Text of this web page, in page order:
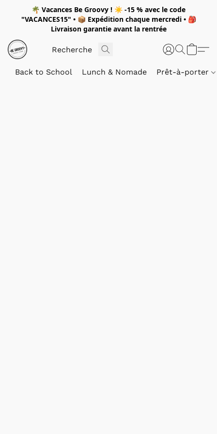
🌴 Vacances Be Groovy ! ☀️ -15 % avec le code
"VACANCES15" • 📦 Expédition chaque mercredi• 🎒
Livraison garantie avant la rentrée
Back to School Lunch & Nomade Prêt-à-porter